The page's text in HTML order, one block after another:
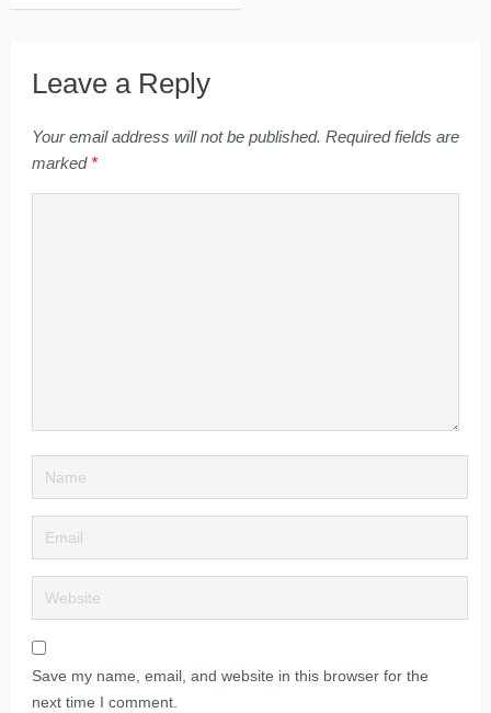
Leave a Reply
Your email address will not be published. Required fields are
marked *
Save my name, email, and website in this browser for the
next time I comment.